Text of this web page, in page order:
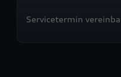
Servicetermin